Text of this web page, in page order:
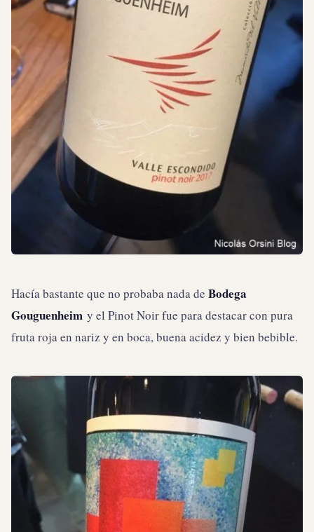
Hacía bastante que no probaba nada de Bodega
Gouguenheim y el Pinot Noir fue para destacar con pura
fruta roja en nariz y en boca, buena acidez y bien bebible.